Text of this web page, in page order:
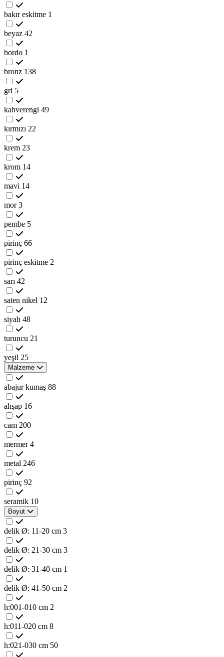
bakır eskitme 1
beyaz 42
bordo 1
bronz 138
gri 5
kahverengi 49
kırmızı 22
krem 23
krom 14
mavi 14
mor3
pembe 5
pirinç 66
pirinç eskitme 2
sarı 42
saten nikel 12
siyah 48
turuncu 21
yeşil 25
Malzeme
abajur kumaş 88
ahşap 16
cam 200
mermer4
metal 246
pirinç 92
seramik 10
Boyut
delik Ø: 11-20 cm 3
delik Ø: 21-30 cm 3
delik Ø: 31-40 cm 1
delik Ø: 41-50 cm 2
h:001-010 cm 2
h:011-020 cm 8
h:021-030 cm 50